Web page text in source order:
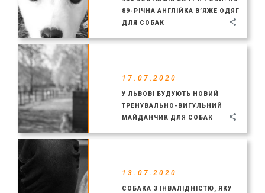
89-РІЧНА АНГЛІЙКА В’ЯЖЕ ОДЯГ
ДЛЯ СОБАК
17.07.2020
У ЛЬВОВІ БУДУЮТЬ НОВИЙ
ТРЕНУВАЛЬНО-ВИГУЛЬНИЙ
МАЙДАНЧИК ДЛЯ СОБАК
13.07.2020
СОБАКА З ІНВАЛІДНІСТЮ, ЯКУ